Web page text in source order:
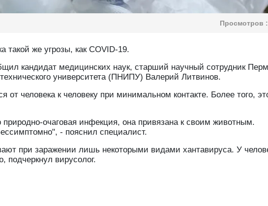
Просмотров :
такой же угрозы, как COVID-19.
кандидат медицинских наук, старший научный сотрудник
университета (ПНИПУ) Валерий Литвинов.
от человека к человеку при минимальном контакте. Более того,
очаговая инфекция, она привязана к своим животным.
- пояснил специалист.
при заражении лишь некоторыми видами хантавируса. У
подчеркнул вирусолог.